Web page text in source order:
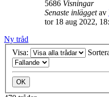
5686 Visningar
Senaste inläggetav
tor 18 aug 2022,
Ny tråd
Visa: